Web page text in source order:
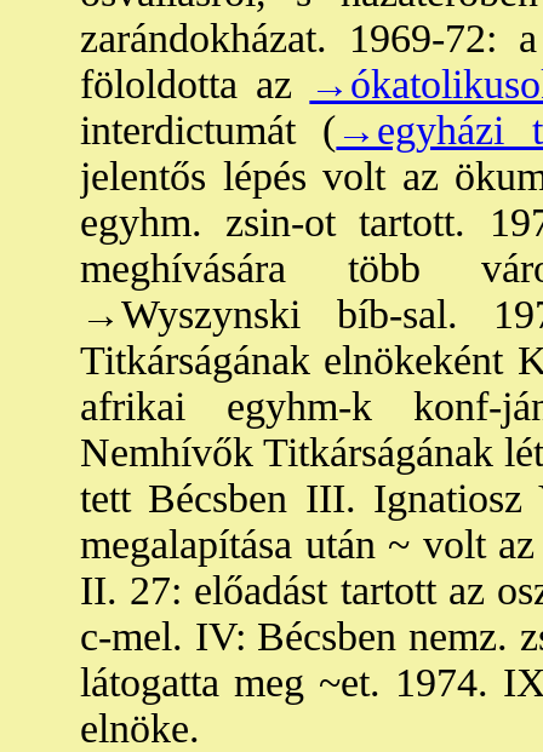
zarándokházat. 1969-
föloldotta az
interdictumát (→egyházi
jelentős lépés volt az
egyhm. zsin-ot tartott.
meghívására több
→Wyszynski bíb-sal.
Titkárságának elnökeként
afrikai egyhm-k konf-
Nemhívők Titkárságának
tett Bécsben III.
megalapítása után ~ volt
II. 27: előadást tartott az
c-mel. IV: Bécsben nemz.
látogatta meg ~et. 1974.
elnöke.